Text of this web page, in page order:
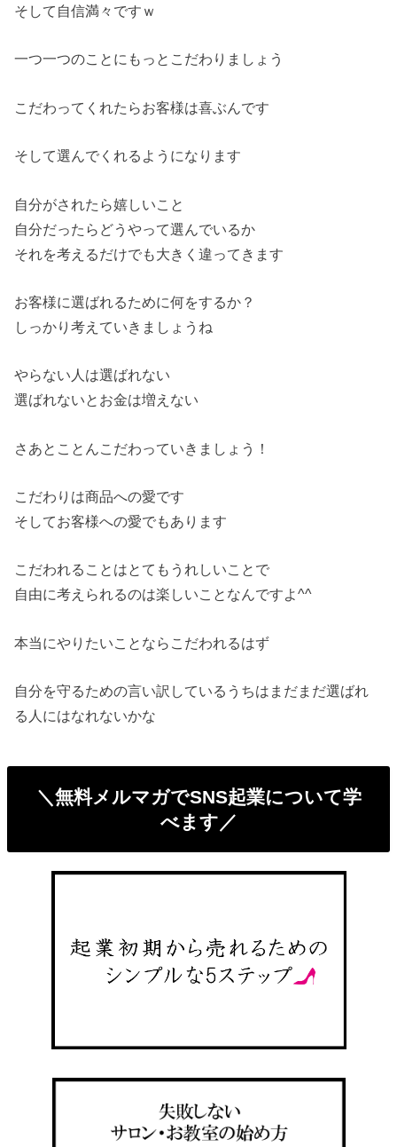
そして自信満々ですｗ
一つ一つのことにもっとこだわりましょう
こだわってくれたらお客様は喜ぶんです
そして選んでくれるようになります
自分がされたら嬉しいこと
自分だったらどうやって選んでいるか
それを考えるだけでも大きく違ってきます
お客様に選ばれるために何をするか？
しっかり考えていきましょうね
やらない人は選ばれない
選ばれないとお金は増えない
さあとことんこだわっていきましょう！
こだわりは商品への愛です
そしてお客様への愛でもあります
こだわれることはとてもうれしいことで
自由に考えられるのは楽しいことなんですよ^^
本当にやりたいことならこだわれるはず
自分を守るための言い訳しているうちはまだまだ選ばれ
る人にはなれないかな
＼無料メルマガでSNS起業について学
べます／